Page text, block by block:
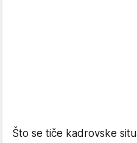
Što se tiče kadrovske